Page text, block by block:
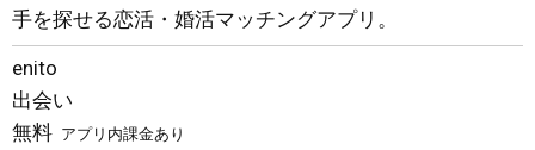
手を探せる恋活・婚活マッチングアプリ。
enito
出会い
無料 アプリ内課金あり